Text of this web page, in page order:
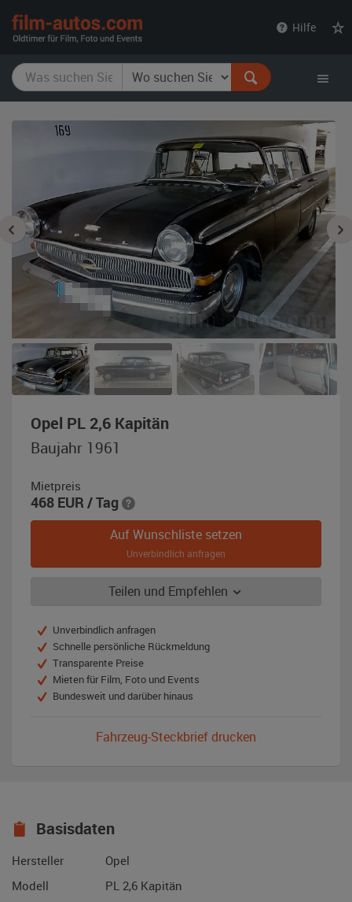
Hilfe
Opel PL 2,6 Kapitän,
Baujahr 1961
Mietpreis
468 EUR / Tag
Auf Wunschliste setzen
Unverbindlich anfragen
Teilen und Empfehlen
Unverbindlich anfragen
Schnelle persönliche Rückmeldung
Transparente Preise
Mieten für Film, Foto und Events
Bundesweit und darüber hinaus
Fahrzeug-Steckbrief drucken
Basisdaten
Hersteller
Opel
Modell
PL 2,6 Kapitän